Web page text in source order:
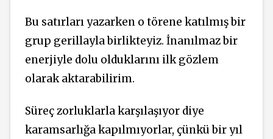
Bu satırları yazarken o törene katılmış bir
grup gerillayla birlikteyiz. İnanılmaz bir
enerjiyle dolu olduklarını ilk gözlem
olarak aktarabilirim.
Süreç zorluklarla karşılaşıyor diye
karamsarlığa kapılmıyorlar, çünkü bir yıl